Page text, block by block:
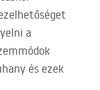
a
és ezek